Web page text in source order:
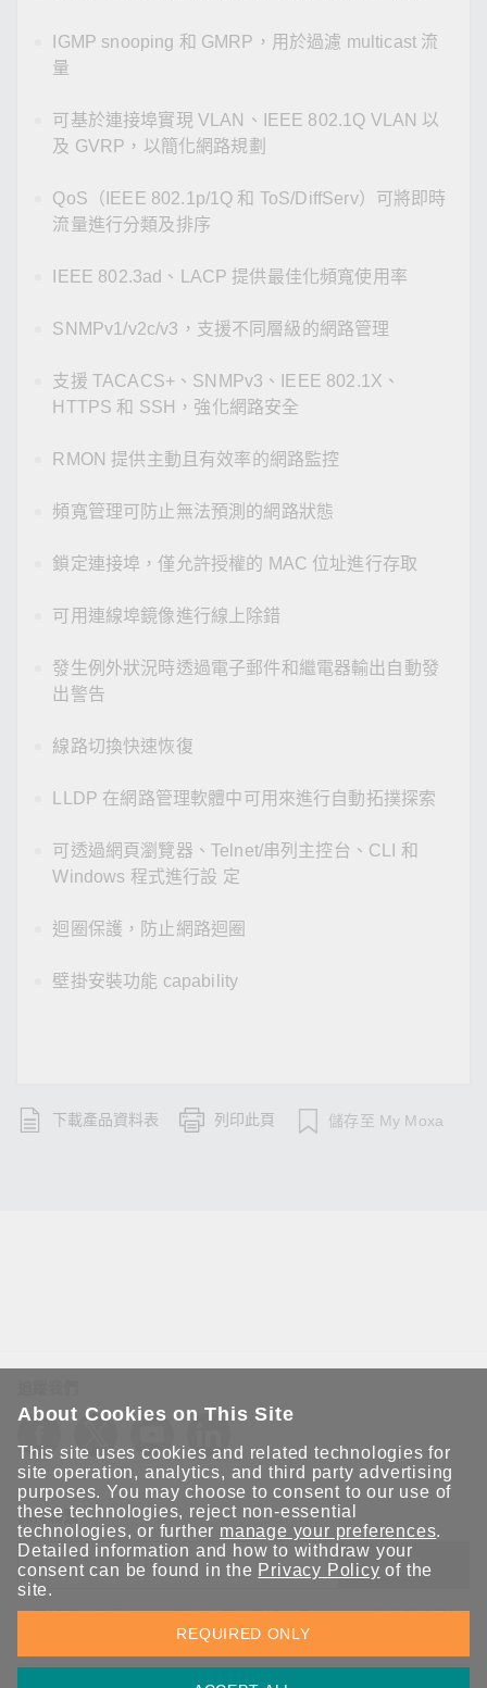
IGMP snooping 和 GMRP，用於過濾 multicast 流
量
可基於連接埠實現 VLAN、IEEE 802.1Q VLAN 以
及 GVRP，以簡化網路規劃
QoS（IEEE 802.1p/1Q 和 ToS/DiffServ）可將即時
流量進行分類及排序
IEEE 802.3ad、LACP 提供最佳化頻寬使用率
SNMPv1/v2c/v3，支援不同層級的網路管理
支援 TACACS+、SNMPv3、IEEE 802.1X、
HTTPS 和 SSH，強化網路安全
RMON 提供主動且有效率的網路監控
頻寬管理可防止無法預測的網路狀態
鎖定連接埠，僅允許授權的 MAC 位址進行存取
可用連線埠鏡像進行線上除錯
發生例外狀況時透過電子郵件和繼電器輸出自動發
出警告
線路切換快速恢復
LLDP 在網路管理軟體中可用來進行自動拓撲探索
可透過網頁瀏覽器、Telnet/串列主控台、CLI 和
Windows 程式進行設 定
迴圈保護，防止網路迴圈
壁掛安裝功能 capability
下載產品資料表 列印此頁 儲存至 My Moxa
保持聯繫
送出
立即訂閱以獲得 Moxa 解決方案的最新消息。Moxa 非常重視您的
隱私權，我們絕不會將您的電子郵件提供給任何人。
About Cookies on This Site
This site uses cookies and related technologies for
site operation, analytics, and third party advertising
purposes. You may choose to consent to our use of
these technologies, reject non-essential
technologies, or further manage your preferences.
Detailed information and how to withdraw your
consent can be found in the Privacy Policy of the
site.
REQUIRED ONLY